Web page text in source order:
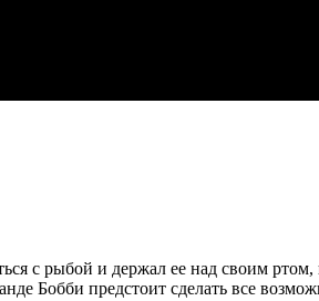
с рыбой и держал ее над своим
Бобби предстоит сделать все